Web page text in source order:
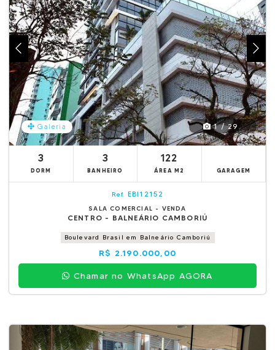
Galeria 1 / 29
3
DORM
3
BANHEIRO
122
ÁREA M2 GARAGEM
Ref. EBI12152
SALA COMERCIAL - VENDA
CENTRO - BALNEÁRIO CAMBORIÚ
Boulevard Brasil em Balneário Camboriú
R$ 2.190.000,00
Chamar no WhatsApp AGORA